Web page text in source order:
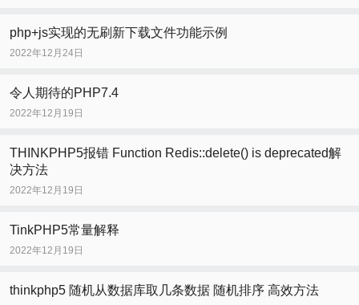
php+js实现的无刷新下载文件功能示例
2022年12月24日
令人期待的PHP7.4
2022年12月19日
THINKPHP5报错 Function Redis::delete() is deprecated解
决方法
2022年12月19日
TinkPHP5常量解释
2022年12月19日
thinkphp5 随机从数据库取几条数据 随机排序 高效方法